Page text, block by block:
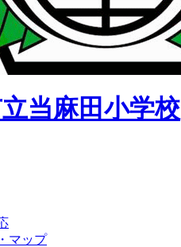
当麻田小学校
マップ